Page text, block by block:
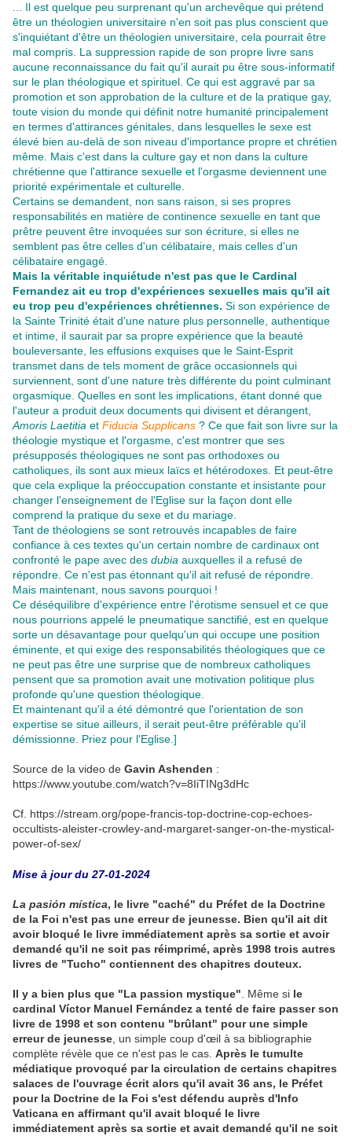
... Il est quelque peu surprenant qu'un archevêque qui prétend
être un théologien universitaire n'en soit pas plus conscient que
s'inquiétant d'être un théologien universitaire, cela pourrait être
mal compris. La suppression rapide de son propre livre sans
aucune reconnaissance du fait qu'il aurait pu être sous-informatif
sur le plan théologique et spirituel. Ce qui est aggravé par sa
promotion et son approbation de la culture et de la pratique gay,
toute vision du monde qui définit notre humanité principalement
en termes d'attirances génitales, dans lesquelles le sexe est
élevé bien au-delà de son niveau d'importance propre et chrétien
même. Mais c'est dans la culture gay et non dans la culture
chrétienne que l'attirance sexuelle et l'orgasme deviennent une
priorité expérimentale et culturelle.
Certains se demandent, non sans raison, si ses propres
responsabilités en matière de continence sexuelle en tant que
prêtre peuvent être invoquées sur son écriture, si elles ne
semblent pas être celles d'un célibataire, mais celles d'un
célibataire engagé.
Mais la véritable inquiétude n'est pas que le Cardinal
Fernandez ait eu trop d'expériences sexuelles mais qu'il ait
eu trop peu d'expériences chrétiennes. Si son expérience de
la Sainte Trinité était d'une nature plus personnelle, authentique
et intime, il saurait par sa propre expérience que la beauté
bouleversante, les effusions exquises que le Saint-Esprit
transmet dans de tels moment de grâce occasionnels qui
surviennent, sont d'une nature très différente du point culminant
orgasmique. Quelles en sont les implications, étant donné que
l'auteur a produit deux documents qui divisent et dérangent,
Amoris Laetitia et Fiducia Supplicans ? Ce que fait son livre sur la
théologie mystique et l'orgasme, c'est montrer que ses
présupposés théologiques ne sont pas orthodoxes ou
catholiques, ils sont aux mieux laïcs et hétérodoxes. Et peut-être
que cela explique la préoccupation constante et insistante pour
changer l'enseignement de l'Eglise sur la façon dont elle
comprend la pratique du sexe et du mariage.
Tant de théologiens se sont retrouvés incapables de faire
confiance à ces textes qu'un certain nombre de cardinaux ont
confronté le pape avec des dubia auxquelles il a refusé de
répondre. Ce n'est pas étonnant qu'il ait refusé de répondre.
Mais maintenant, nous savons pourquoi !
Ce déséquilibre d'expérience entre l'érotisme sensuel et ce que
nous pourrions appelé le pneumatique sanctifié, est en quelque
sorte un désavantage pour quelqu'un qui occupe une position
éminente, et qui exige des responsabilités théologiques que ce
ne peut pas être une surprise que de nombreux catholiques
pensent que sa promotion avait une motivation politique plus
profonde qu'une question théologique.
Et maintenant qu'il a été démontré que l'orientation de son
expertise se situe ailleurs, il serait peut-être préférable qu'il
démissionne. Priez pour l'Eglise.]
Source de la video de Gavin Ashenden :
https://www.youtube.com/watch?v=8IiTINg3dHc
Cf. https://stream.org/pope-francis-top-doctrine-cop-echoes-
occultists-aleister-crowley-and-margaret-sanger-on-the-mystical-
power-of-sex/
Mise à jour du 27-01-2024
La pasión mística, le livre "caché" du Préfet de la Doctrine
de la Foi n'est pas une erreur de jeunesse. Bien qu'il ait dit
avoir bloqué le livre immédiatement après sa sortie et avoir
demandé qu'il ne soit pas réimprimé, après 1998 trois autres
livres de "Tucho" contiennent des chapitres douteux.
Il y a bien plus que "La passion mystique" . Même si le
cardinal Víctor Manuel Fernández a tenté de faire passer son
livre de 1998 et son contenu "brûlant" pour une simple
erreur de jeunesse , un simple coup d'œil à sa bibliographie
complète révèle que ce n'est pas le cas. Après le tumulte
médiatique provoqué par la circulation de certains chapitres
salaces de l'ouvrage écrit alors qu'il avait 36 ​​ans, le Préfet
pour la Doctrine de la Foi s'est défendu auprès d'Info
Vaticana en affirmant qu'il avait bloqué le livre
immédiatement après sa sortie et avait demandé qu'il ne soit